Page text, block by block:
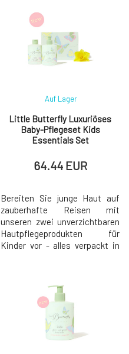
gerne vorstellen. Die heilende
Kraft von Aloe Vera verbindet
sich mit der Kraft der
ätherischen Öle aus Lavendel,
Basilikum und Ore
Little Butterfly Luxuriöses
Baby-Pflegeset Kids
Essentials Set
Auf Lager
64.44 EUR
Bereiten Sie junge Haut auf
zauberhafte Reisen mit
unseren zwei unverzichtbaren
Hautpflegeprodukten für
Kinder vor - alles verpackt in
zaubert. Unsere Badezusätze
mit Ecocert Cosmos Zertifikat
und Körperlotion sind
schonend zu den Mikroben des
Körpers. Die Ha